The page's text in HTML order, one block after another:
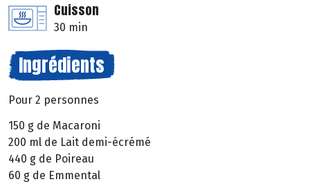
Cuisson
30 min
Ingrédients
Pour 2 personnes
150 g de Macaroni
200 ml de Lait demi-écrémé
440 g de Poireau
60 g de Emmental